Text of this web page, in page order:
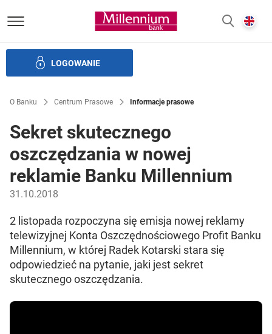
Bank Millennium homepage
LOGOWANIE
O Banku Centrum Prasowe Informacje prasowe
Sekret skutecznego
oszczędzania w nowej
reklamie Banku Millennium
31.10.2018
2 listopada rozpoczyna się emisja nowej reklamy
telewizyjnej Konta Oszczędnościowego Profit Banku
Millennium, w której Radek Kotarski stara się
odpowiedzieć na pytanie, jaki jest sekret
skutecznego oszczędzania.